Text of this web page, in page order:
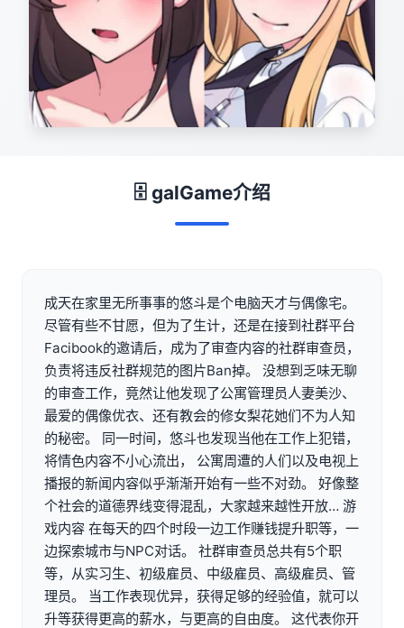
🗄️ galGame介绍
成天在家里无所事事的悠斗是个电脑天才与偶像宅。
尽管有些不甘愿，但为了生计，还是在接到社群平台
Facibook的邀请后，成为了审查内容的社群审查员，
负责将违反社群规范的图片Ban掉。 没想到乏味无聊
的审查工作，竟然让他发现了公寓管理员人妻美沙、
最爱的偶像优衣、还有教会的修女梨花她们不为人知
的秘密。 同一时间，悠斗也发现当他在工作上犯错，
将情色内容不小心流出， 公寓周遭的人们以及电视上
播报的新闻内容似乎渐渐开始有一些不对劲。 好像整
个社会的道德界线变得混乱，大家越来越性开放… 游
戏内容 在每天的四个时段一边工作赚钱提升职等，一
边探索城市与NPC对话。 社群审查员总共有5个职
等，从实习生、初级雇员、中级雇员、高级雇员、管
理员。 当工作表现优异，获得足够的经验值，就可以
升等获得更高的薪水，与更高的自由度。 这代表你开